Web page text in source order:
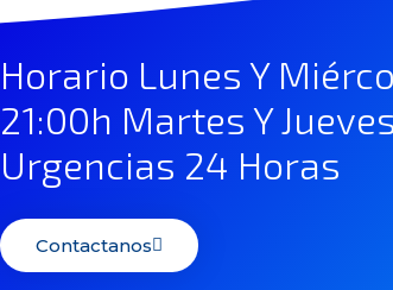
Horario Lunes Y
21:00h Martes Y
Urgencias 24 Horas
Contactanos